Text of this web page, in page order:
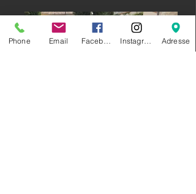
Phone Email Instagram Adresse